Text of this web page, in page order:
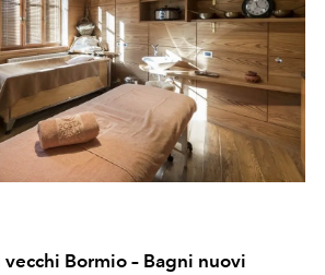
Bormio – Bagni nuovi